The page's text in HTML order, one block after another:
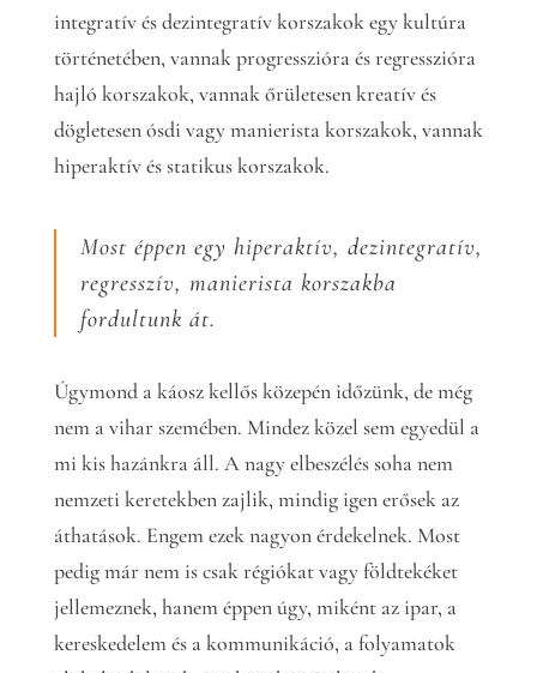
integratív és dezintegratív korszakok egy kultúra
történetében, vannak progresszióra és regresszióra
hajló korszakok, vannak őrületesen kreatív és
dögletesen ósdi vagy manierista korszakok, vannak
hiperaktív és statikus korszakok.
Most éppen egy hiperaktív, dezintegratív,
regresszív, manierista korszakba
fordultunk át.
Úgymond a káosz kellős közepén időzünk, de még
nem a vihar szemében. Mindez közel sem egyedül a
mi kis hazánkra áll. A nagy elbeszélés soha nem
nemzeti keretekben zajlik, mindig igen erősek az
áthatások. Engem ezek nagyon érdekelnek. Most
pedig már nem is csak régiókat vagy földtekéket
jellemeznek, hanem éppen úgy, miként az ipar, a
kereskedelem és a kommunikáció, a folyamatok